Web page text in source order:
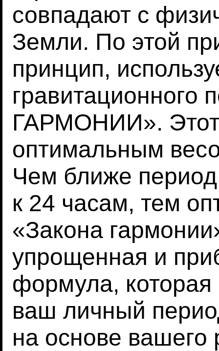
совпадают с
Земли. По этой
принцип,
ГАРМОНИИ». Этот
оптимальным
Чем ближе период
к 24 часам, тем
«Закона
упрощенная и
формула, которая
ваш личный
на основе вашего